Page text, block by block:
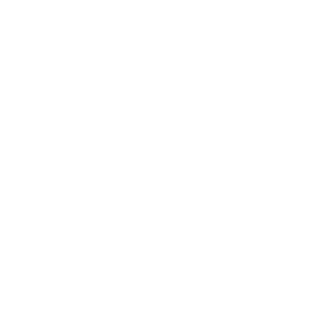
und Aktionen zum Mitmachen – online